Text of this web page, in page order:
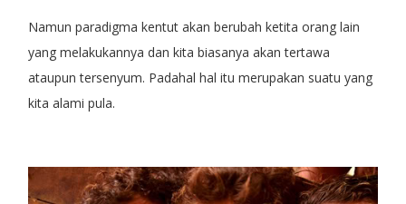
Namun paradigma kentut akan berubah ketita orang lain
yang melakukannya dan kita biasanya akan tertawa
ataupun tersenyum. Padahal hal itu merupakan suatu yang
kita alami pula.